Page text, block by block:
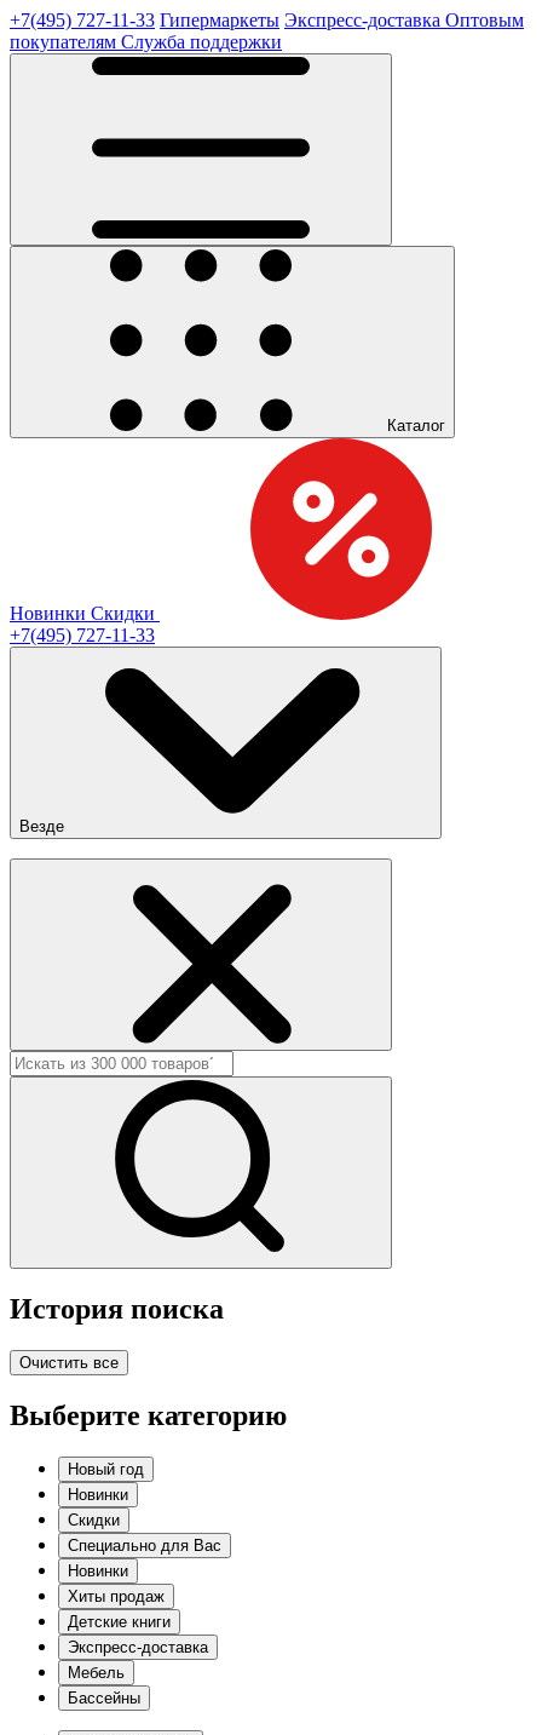
+7(495) 727-11-33 Гипермаркеты Экспресс-доставка Оптовым
покупателям Служба поддержки
Каталог
Новинки Скидки
+7(495) 727-11-33
Везде
История поиска
Очистить все
Выберите категорию
Новый год
Новинки
Скидки
Специально для Вас
Новинки
Хиты продаж
Детские книги
Экспресс-доставка
Мебель
Бассейны